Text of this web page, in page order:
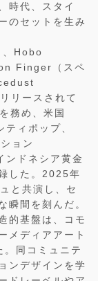
時代、スタイ
のセットを生み
Hobo
Finger（スペ
リースされて
務め、米国
ィポップ、
ョン
ンドネシア黄金
した。2025年
と共演し、セ
瞬間を刻んだ。
的基盤は、コモ
メディアアート
同コミュニテ
ンデザインを学